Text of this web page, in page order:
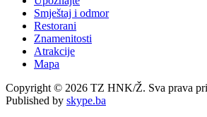
Smještaj i odmor
Restorani
Znamenitosti
Atrakcije
Mapa
Copyright © 2026 TZ HNK/Ž. Sva prava
Published by skype.ba